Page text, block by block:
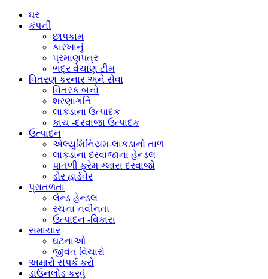
ઘર
કંપની
છાપકામ
કારખાનું
પ્રમાણપત્ર
ભદ્ર ​​વેચાણ ટીમ
વિતરણ કરનાર અને સેવા
વિતરક બનો
શરણાગતિ
લાકડાના ઉત્પાદક
કાચ -દરવાજા ઉત્પાદક
ઉત્પાદન
એલ્યુમિનિયમ-લાકડાનો તાળ
લાકડાના દરવાજાના હેન્ડલ
પાતળી ફ્રેમ ગ્લાસ દરવાજો
ડોર હાર્ડવેર
પ્રાતળતા
લેન્ડ હેન્ડલ
રચના નવીનતા
ઉત્પાદન -વિકાસ
સમાચાર
ઘટનાઓ
જીવંત વિચારો
અમારો સંપર્ક કરો
ડાઉનલોડ કરવું